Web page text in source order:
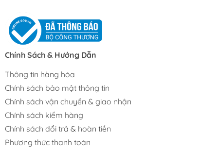
Chính Sách & Hướng Dẫn
Thông tin hàng hóa
Chính sách bảo mật thông tin
Chính sách vận chuyển & giao nhận
Chính sách kiểm hàng
Chính sách đổi trả & hoàn tiền
Phương thức thanh toán